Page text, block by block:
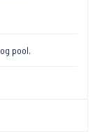
pool.